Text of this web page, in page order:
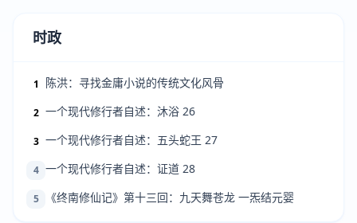
时政
1 陈洪：寻找金庸小说的传统文化风骨
2 一个现代修行者自述：沐浴 26
3 一个现代修行者自述：五头蛇王 27
4 一个现代修行者自述：证道 28
5 《终南修仙记》第十三回：九天舞苍龙 一炁结元婴